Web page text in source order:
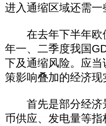
进入通缩区域还需一
在去年下半年欧
年一、二季度我国
下及通缩风险。应
策影响叠加的经济
首先是部分经济
币供应、发电量等